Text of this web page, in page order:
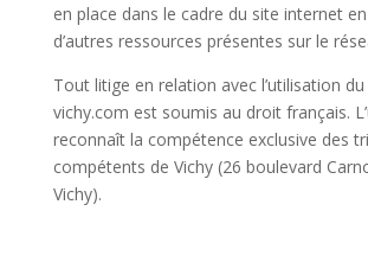
en place dans le cadre du site internet
d’autres ressources présentes sur le
Tout litige en relation avec l’utilisation
vichy.com est soumis au droit français.
reconnaît la compétence exclusive des
compétents de Vichy (26 boulevard
Vichy).